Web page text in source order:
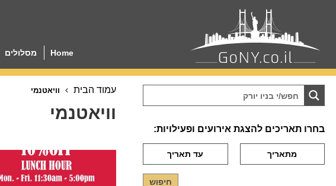
Home מסלולים
עמוד הבית וויאטנמי
וויאטנמי
בחרו תאריכים להצגת אירועים ופעילויות: